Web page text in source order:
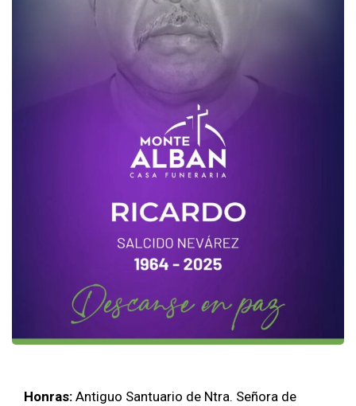
Honras: Antiguo Santuario de Ntra. Señora de